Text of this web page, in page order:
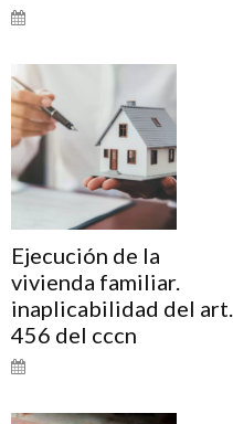
Ejecución de la
vivienda familiar.
inaplicabilidad del art.
456 del cccn